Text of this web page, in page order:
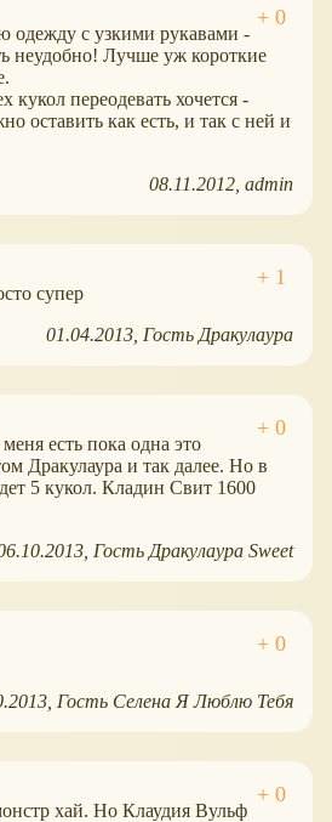
одежду с узкими рукавами -
неудобно! Лучше уж короткие
кукол переодевать хочется -
оставить как есть, и так с ней и
08.11.2012 admin
супер
01.04.2013 Гость Дракулаура
есть пока одна это
Дракулаура и так далее. Но в
5 кукол. Кладин Свит 1600
Гость Дракулаура Sweet
Гость Селена Я Люблю Тебя
хай. Но Клаудия Вульф